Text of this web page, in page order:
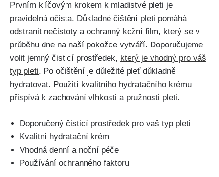
Prvním klíčovým ⁤krokem k mladistvé pleti je
pravidelná očista. Důkladné čištění pleti pomáhá
odstranit ⁤nečistoty a ochranný kožní film, který se v
průběhu dne⁣ na​ naší pokožce vytváří. Doporučujeme
volit jemný ⁣čisticí⁢ prostředek, který je ⁤vhodný pro váš
typ​ pleti. Po⁢ očištění‍ je‍ důležité pleť důkladně
hydratovat. Použití kvalitního hydratačního krému
přispívá k⁤ zachování ⁢vlhkosti ⁢a ‍pružnosti pleti.
Doporučený čisticí prostředek pro ⁤váš typ⁤ pleti
Kvalitní hydratační krém
Vhodná denní a noční péče
Používání ochranného faktoru